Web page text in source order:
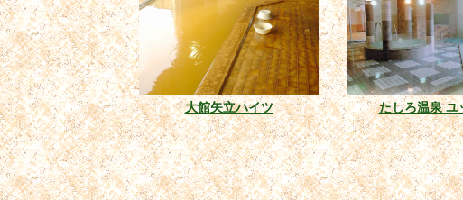
大館矢立ハイツ たしろ温泉 ユ